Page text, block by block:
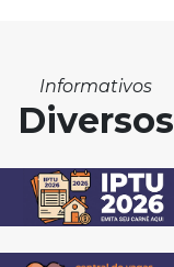
Informativos
Diversos